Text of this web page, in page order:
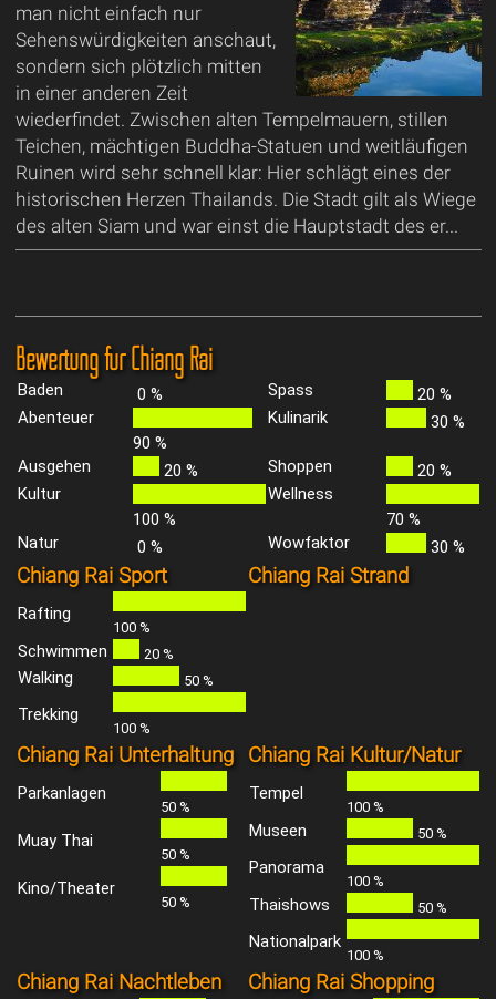
man nicht einfach nur
Sehenswürdigkeiten anschaut,
sondern sich plötzlich mitten
in einer anderen Zeit
wiederfindet. Zwischen alten Tempelmauern, stillen
Teichen, mächtigen Buddha-Statuen und weitläufigen
Ruinen wird sehr schnell klar: Hier schlägt eines der
historischen Herzen Thailands. Die Stadt gilt als Wiege
des alten Siam und war einst die Hauptstadt des er...
Bewertung für Chiang Rai
Baden 0 % Spass
20 %
Abenteuer
90 %
Kulinarik 30 %
Ausgehen 20 % Shoppen
20 %
Kultur
100 %
Wellness
70 %
Natur
0 % Wowfaktor 30 %
Chiang Rai Sport
Rafting
100 %
Schwimmen 20 %
Walking 50 %
Trekking
100 %
Chiang Rai Strand
Chiang Rai Unterhaltung
Parkanlagen
50 %
Muay Thai
50 %
Kino/Theater
50 %
Chiang Rai Kultur/Natur
Tempel
100 %
Museen 50 %
Panorama
100 %
Thaishows 50 %
Nationalpark
100 %
Chiang Rai Nachtleben Chiang Rai Shopping